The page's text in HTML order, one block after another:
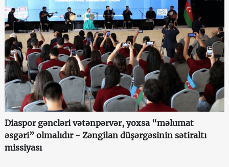
Diaspor gəncləri vətənpərvər, yoxsa “məlumat
əsgəri” olmalıdır - Zəngilan düşərgəsinin sətiraltı
missiyası